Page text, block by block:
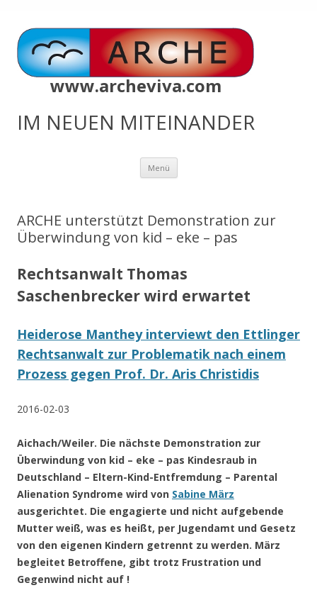
www.archeviva.com
IM NEUEN MITEINANDER
Menü Zum
springen
ARCHE unterstützt Demonstration zur
Überwindung von kid – eke – pas
Rechtsanwalt Thomas
Saschenbrecker wird erwartet
Heiderose Manthey interviewt den Ettlinger
Rechtsanwalt zur Problematik nach einem
Prozess gegen Prof. Dr. Aris Christidis
2016-02-03
Aichach/Weiler. Die nächste Demonstration zur
Überwindung von kid – eke – pas Kindesraub in
Deutschland – Eltern-Kind-Entfremdung – Parental
Alienation Syndrome wird von Sabine März
ausgerichtet. Die engagierte und nicht aufgebende
Mutter weiß, was es heißt, per Jugendamt und Gesetz
von den eigenen Kindern getrennt zu werden. März
begleitet Betroffene, gibt trotz Frustration und
Gegenwind nicht auf !